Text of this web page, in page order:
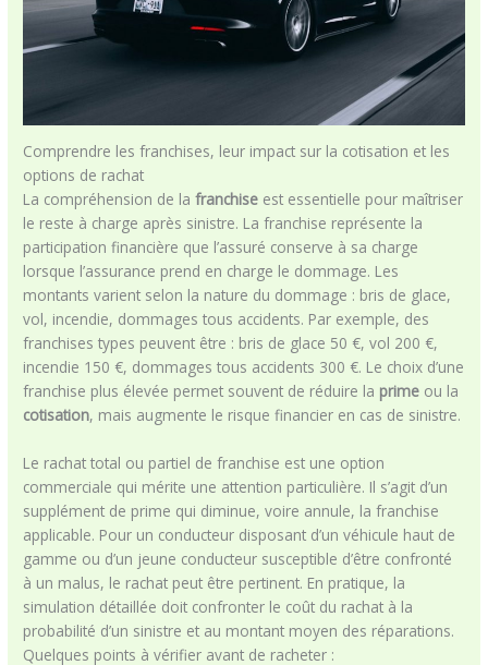
Comprendre les franchises, leur impact sur la cotisation et les
options de rachat
La compréhension de lafranchise est essentielle pour maîtriser
le reste à charge après sinistre. La franchise représente la
participation financière que l’assuré conserve à sa charge
lorsque l’assurance prend en charge le dommage. Les
montants varient selon la nature du dommage : bris de glace,
vol, incendie, dommages tous accidents. Par exemple, des
franchises types peuvent être : bris de glace 50 €, vol 200 €,
incendie 150 €, dommages tous accidents 300 €. Le choix d’une
franchise plus élevée permet souvent de réduire la prime ou la
cotisation, mais augmente le risque financier en cas de sinistre.
Le rachat total ou partiel de franchise est une option
commerciale qui mérite une attention particulière. Il s’agit d’un
supplément de prime qui diminue, voire annule, la franchise
applicable. Pour un conducteur disposant d’un véhicule haut de
gamme ou d’un jeune conducteur susceptible d’être confronté
à un malus, le rachat peut être pertinent. En pratique, la
simulation détaillée doit confronter le coût du rachat à la
probabilité d’un sinistre et au montant moyen des réparations.
Quelques points à vérifier avant de racheter :